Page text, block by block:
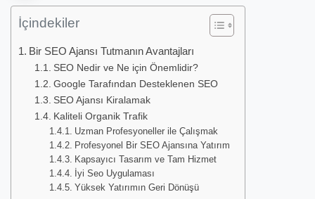
İçindekiler
Bir SEO Ajansı Tutmanın Avantajları
SEO Nedir ve Ne için Önemlidir?
Google Tarafından Desteklenen SEO
SEO Ajansı Kiralamak
Kaliteli Organik Trafik
Uzman Profesyoneller ile Çalışmak
Profesyonel Bir SEO Ajansına Yatırım
Kapsayıcı Tasarım ve Tam Hizmet
İyi Seo Uygulaması
Yüksek Yatırımın Geri Dönüşü